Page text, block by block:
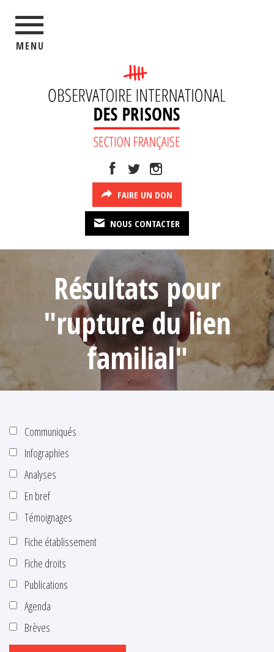
MENU
FAIRE UN DON
NOUS CONTACTER
Résultats pour
"rupture du lien
familial"
Communiqués
Infographies
Analyses
En bref
Témoignages
Fiche établissement
Fiche droits
Publications
Agenda
Brèves